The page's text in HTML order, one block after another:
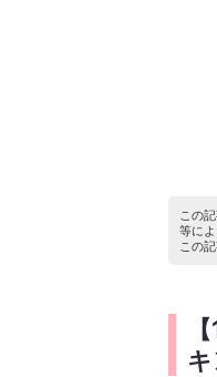
この
等に
この